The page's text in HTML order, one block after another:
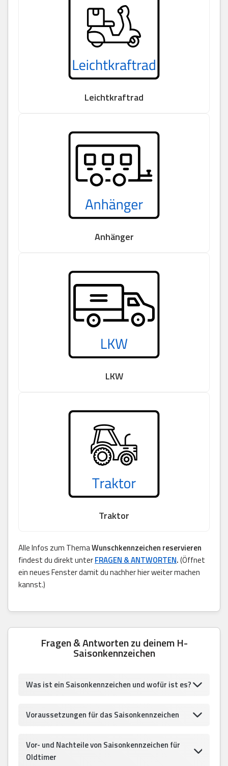
Leichtkraftrad
Anhänger
LKW
Traktor
Alle Infos zum ThemaWunschkennzeichen reservieren
findest du direkt unterFRAGEN & ANTWORTEN.(Öffnet
ein neues Fenster damit du nachher hier weiter machen
kannst.)
Fragen & Antworten zu deinem H-
Saisonkennzeichen
Was ist ein Saisonkennzeichen und wofür ist es?
Voraussetzungen für das Saisonkennzeichen
Vor- und Nachteile von Saisonkennzeichen für
Oldtimer